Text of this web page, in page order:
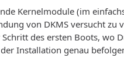
Kernelmodule (im
von DKMS versucht
des ersten Boots, wo
Installation genau